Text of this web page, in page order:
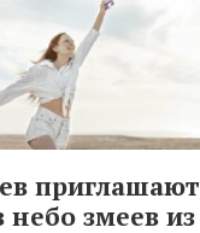
приглашают
небо змеев из